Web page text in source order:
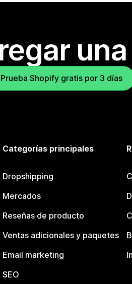
Prueba Shopify gratis por 3 días
Categorías principales
Dropshipping
Mercados
Reseñas de producto
Ventas adicionales y paquetes
Email marketing
SEO